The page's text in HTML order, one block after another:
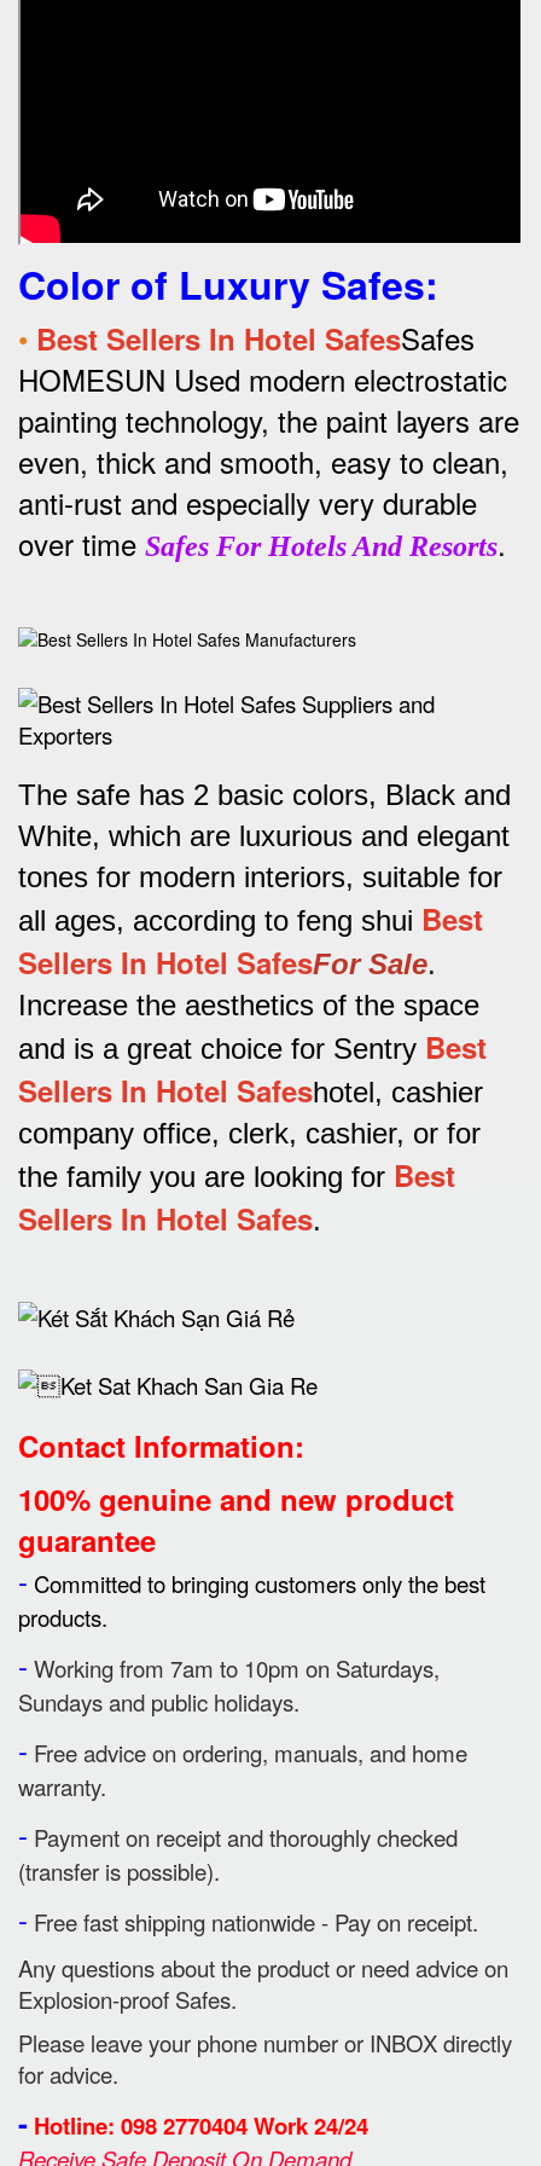
Color of Luxury Safes:
• Best Sellers In Hotel SafesSafes
HOMESUN Used modern electrostatic
painting technology, the paint layers are
even, thick and smooth, easy to clean,
anti-rust and especially very durable
over time Safes For Hotels And Resorts.
The safe has 2 basic colors, Black and
White, which are luxurious and elegant
tones for modern interiors, suitable for
all ages, according to feng shui Best
Sellers In Hotel SafesFor Sale.
Increase the aesthetics of the space
and is a great choice for Sentry Best
Sellers In Hotel Safeshotel, cashier
company office, clerk, cashier, or for
the family you are looking for Best
Sellers In Hotel Safes.
Contact Information:
100% genuine and new product
guarantee
- Committed to bringing customers only the best
products.
- Working from 7am to 10pm on Saturdays,
Sundays and public holidays.
- Free advice on ordering, manuals, and home
warranty.
- Payment on receipt and thoroughly checked
(transfer is possible).
- Free fast shipping nationwide - Pay on receipt.
Any questions about the product or need advice on
Explosion-proof Safes.
Please leave your phone number or INBOX directly
for advice.
- Hotline: 098 2770404 Work 24/24
Receive Safe Deposit On Demand.